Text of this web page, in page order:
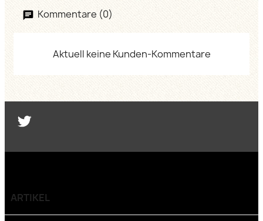
Kommentare (0)
Aktuell keine Kunden-Kommentare
ARTIKEL